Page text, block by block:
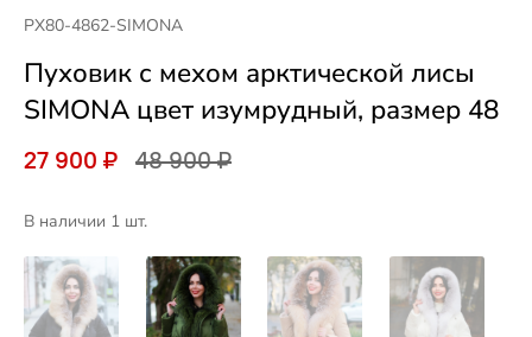
PX80-4862-SIMONA
Пуховик с мехом арктической лисы
SIMONA цвет изумрудный, размер 48
27 900 ₽ 48 900 ₽
В наличии 1 шт.